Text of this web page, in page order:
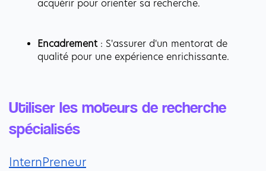
acquérir pour orienter sa recherche.
Encadrement : S'assurer d'un mentorat de
qualité pour une expérience enrichissante.
Utiliser les moteurs de recherche
spécialisés
InternPreneur